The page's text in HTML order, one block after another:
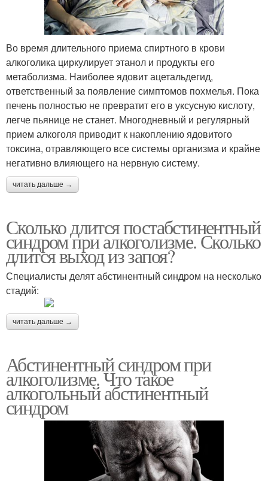
Во время длительного приема спиртного в крови
алкоголика циркулирует этанол и продукты его
метаболизма. Наиболее ядовит ацетальдегид,
ответственный за появление симптомов похмелья. Пока
печень полностью не превратит его в уксусную кислоту,
легче пьянице не станет. Многодневный и регулярный
прием алкоголя приводит к накоплению ядовитого
токсина, отравляющего все системы организма и крайне
негативно влияющего на нервную систему.
читать дальше →
Сколько длится постабстинентный
синдром при алкоголизме. Сколько
длится выход из запоя?
Специалисты делят абстинентный синдром на несколько
стадий:
читать дальше →
Абстинентный синдром при
алкоголизме. Что такое
алкогольный абстинентный
синдром